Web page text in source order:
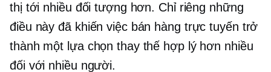
thị tới nhiều đối tượng hơn. Chỉ riêng những
điều này đã khiến việc bán hàng trực tuyến trở
thành một lựa chọn thay thế hợp lý hơn nhiều
đối với nhiều người.